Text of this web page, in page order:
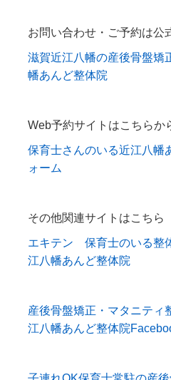
お問い合わせ・ご予約は公
滋賀近江八幡の産後骨盤
幡あんど整体院
Web予約サイトはこちらか
保育士さんのいる近江八幡
ォーム
その他関連サイトはこちら
エキテン 保育士のいる整
江八幡あんど整体院
産後骨盤矯正・マタニテ
江八幡あんど整体院